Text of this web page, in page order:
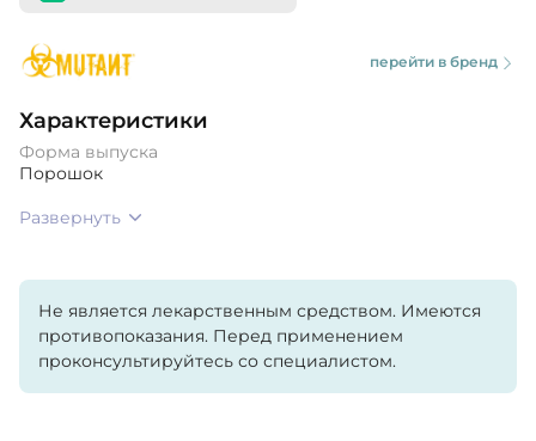
перейти в бренд
Характеристики
Форма выпуска
Порошок
Развернуть
Не является лекарственным средством. Имеются
противопоказания. Перед применением
проконсультируйтесь со специалистом.